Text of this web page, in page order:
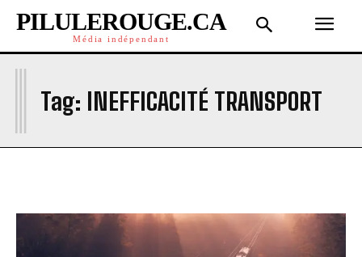
PILULEROUGE.CA
Média indépendant
Tag: INEFFICACITÉ TRANSPORT
I